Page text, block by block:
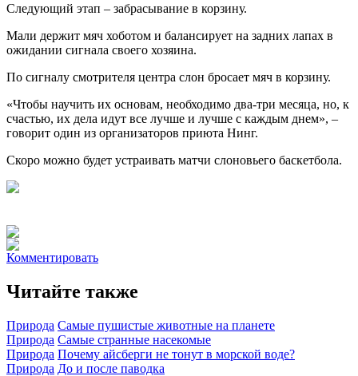
Следующий этап – забрасывание в корзину.
Мали держит мяч хоботом и балансирует на задних лапах в
ожидании сигнала своего хозяина.
По сигналу смотрителя центра слон бросает мяч в корзину.
«Чтобы научить их основам, необходимо два-три месяца, но, к
счастью, их дела идут все лучше и лучше с каждым днем», –
говорит один из организаторов приюта Нинг.
Скоро можно будет устраивать матчи слоновьего баскетбола.
Комментировать
Читайте также
Природа Самые пушистые животные на планете
Природа Самые странные насекомые
Природа Почему айсберги не тонут в морской воде?
Природа До и после паводка